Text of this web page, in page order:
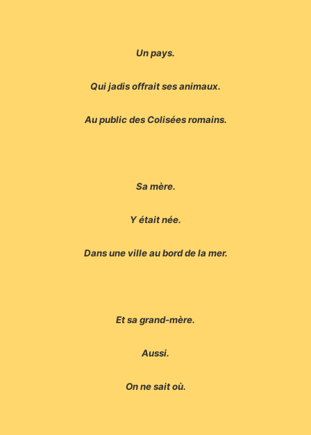
Un pays.
Qui jadis offrait ses animaux.
Au public des Colisées romains.
Sa mère.
Y était née.
Dans une ville au bord de la mer.
Et sa grand-mère.
Aussi.
On ne sait où.